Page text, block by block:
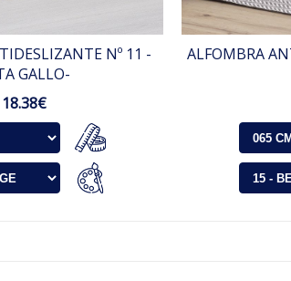
Nº 11 -
GALLO-
18.38€
ALFOMBRA